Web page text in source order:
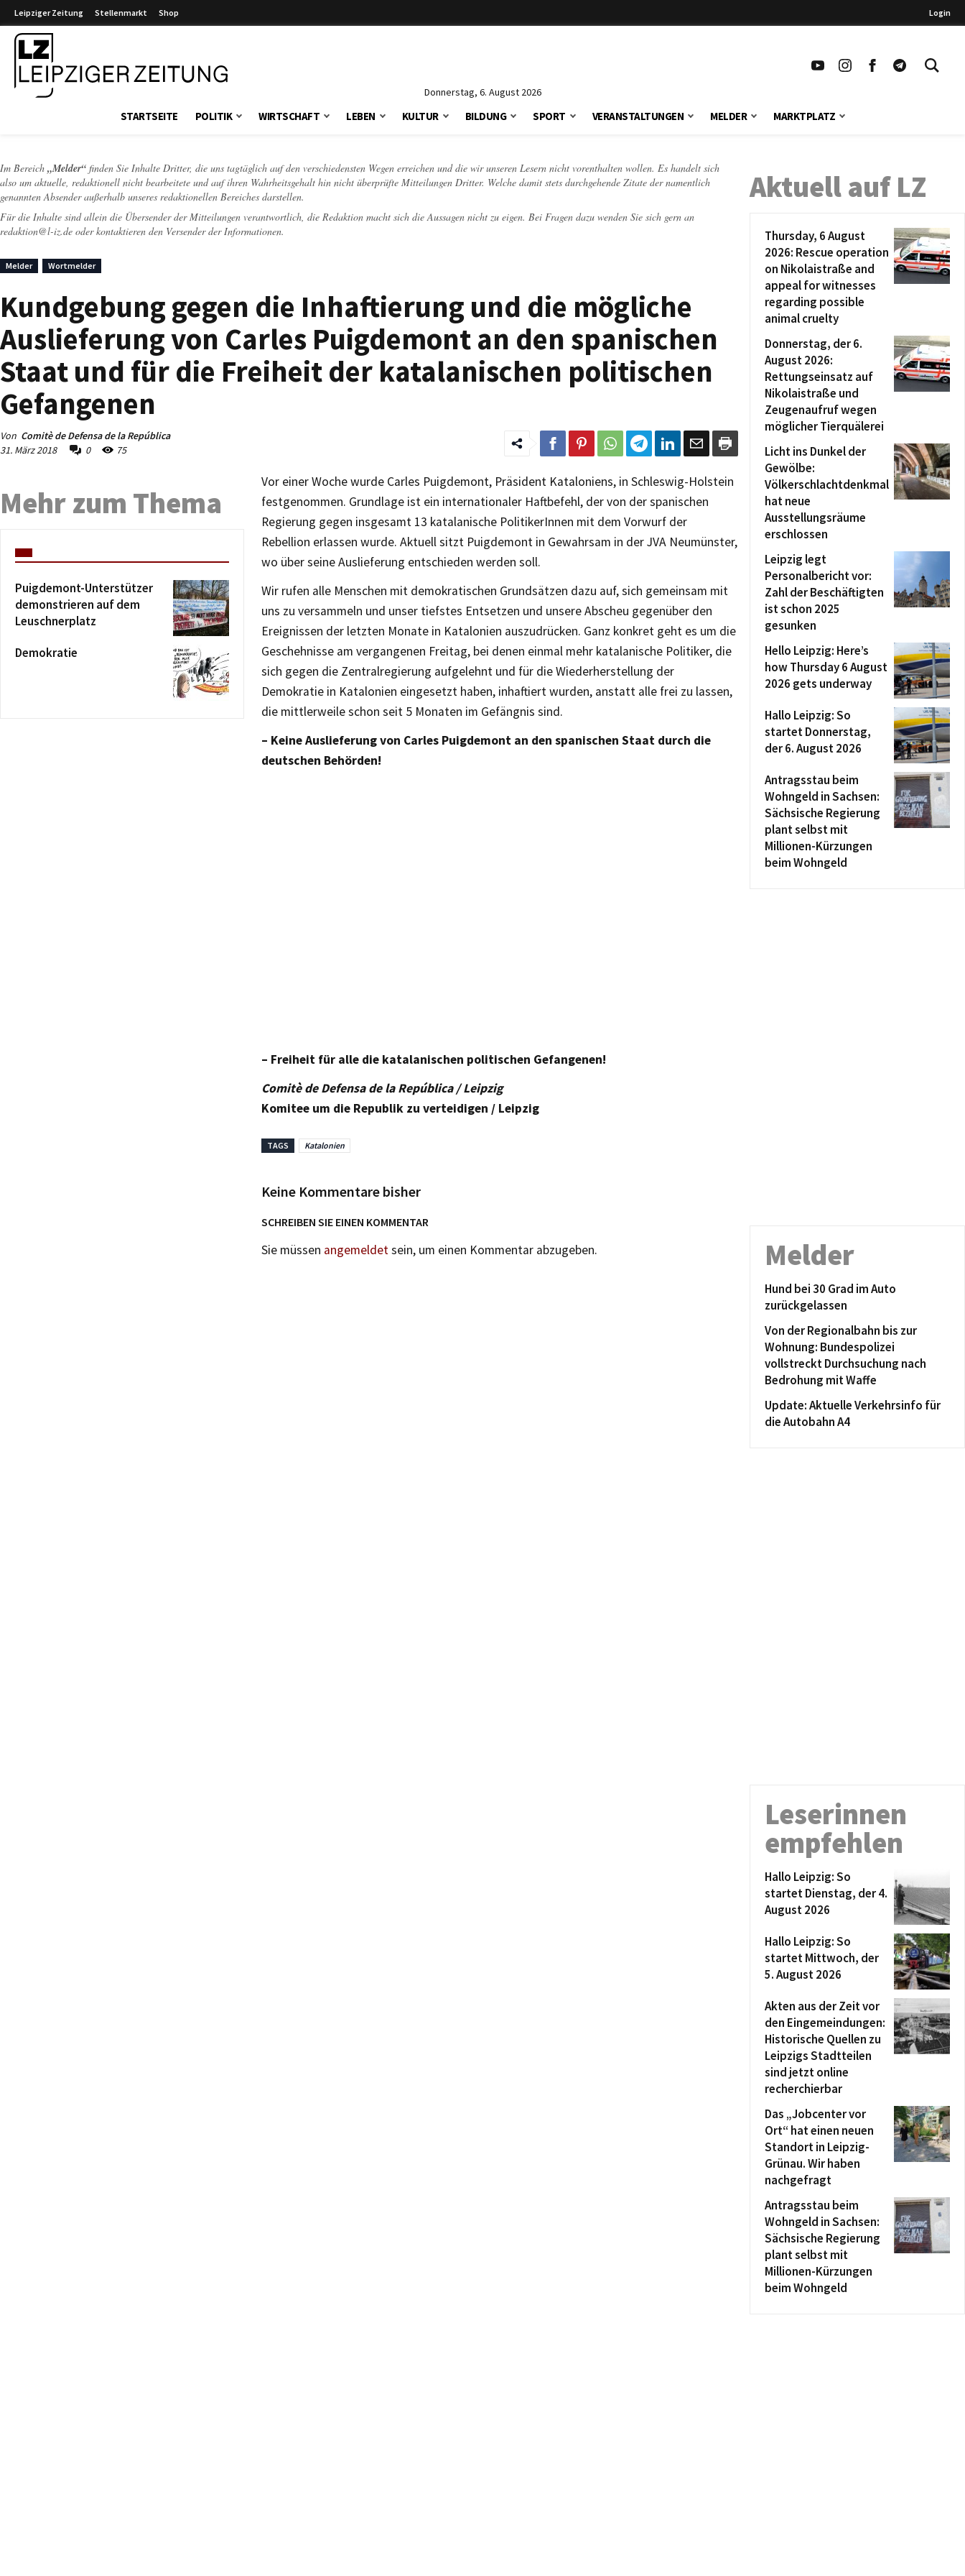
Leipziger Zeitung Stellenmarkt Shop Login
Donnerstag, 6. August 2026
STARTSEITE POLITIK WIRTSCHAFT LEBEN KULTUR BILDUNG SPORT VERANSTALTUNGEN MELDER MARKTPLATZ
Im Bereich „Melder“ finden Sie Inhalte Dritter, die uns tagtäglich auf den verschiedensten Wegen erreichen und die wir unseren Lesern nicht vorenthalten wollen. Es handelt sich
also um aktuelle, redaktionell nicht bearbeitete und auf ihren Wahrheitsgehalt hin nicht überprüfte Mitteilungen Dritter. Welche damit stets durchgehende Zitate der namentlich
genannten Absender außerhalb unseres redaktionellen Bereiches darstellen.
Für die Inhalte sind allein die Übersender der Mitteilungen verantwortlich, die Redaktion macht sich die Aussagen nicht zu eigen. Bei Fragen dazu wenden Sie sich gern an
redaktion@l-iz.de oder kontaktieren den Versender der Informationen.
Melder Wortmelder
Kundgebung gegen die Inhaftierung und die mögliche
Auslieferung von Carles Puigdemont an den spanischen
Staat und für die Freiheit der katalanischen politischen
Gefangenen
Von Comitè de Defensa de la República
31. März 2018
0 75
Vor einer Woche wurde Carles Puigdemont, Präsident Kataloniens, in Schleswig-Holstein
festgenommen. Grundlage ist ein internationaler Haftbefehl, der von der spanischen
Regierung gegen insgesamt 13 katalanische PolitikerInnen mit dem Vorwurf der
Rebellion erlassen wurde. Aktuell sitzt Puigdemont in Gewahrsam in der JVA Neumünster,
wo über seine Auslieferung entschieden werden soll.
Wir rufen alle Menschen mit demokratischen Grundsätzen dazu auf, sich gemeinsam mit
uns zu versammeln und unser tiefstes Entsetzen und unsere Abscheu gegenüber den
Ereignissen der letzten Monate in Katalonien auszudrücken. Ganz konkret geht es um die
Geschehnisse am vergangenen Freitag, bei denen einmal mehr katalanische Politiker, die
sich gegen die Zentralregierung aufgelehnt und für die Wiederherstellung der
Demokratie in Katalonien eingesetzt haben, inhaftiert wurden, anstatt alle frei zu lassen,
die mittlerweile schon seit 5 Monaten im Gefängnis sind.
– Keine Auslieferung von Carles Puigdemont an den spanischen Staat durch die
deutschen Behörden!
– Freiheit für alle die katalanischen politischen Gefangenen!
Comitè de Defensa de la República / Leipzig
Komitee um die Republik zu verteidigen / Leipzig
TAGS Katalonien
Keine Kommentare bisher
SCHREIBEN SIE EINEN KOMMENTAR
Sie müssen angemeldetsein, um einen Kommentar abzugeben.
Mehr zum Thema
Puigdemont-Unterstützer
demonstrieren auf dem
Leuschnerplatz
Demokratie
Aktuell auf LZ
Thursday, 6 August
2026: Rescue operation
on Nikolaistraße and
appeal for witnesses
regarding possible
animal cruelty
Donnerstag, der 6.
August 2026:
Rettungseinsatz auf
Nikolaistraße und
Zeugenaufruf wegen
möglicher Tierquälerei
Licht ins Dunkel der
Gewölbe:
Völkerschlachtdenkmal
hat neue
Ausstellungsräume
erschlossen
Leipzig legt
Personalbericht vor:
Zahl der Beschäftigten
ist schon 2025
gesunken
Hello Leipzig: Here’s
how Thursday 6 August
2026 gets underway
Hallo Leipzig: So
startet Donnerstag,
der 6. August 2026
Antragsstau beim
Wohngeld in Sachsen:
Sächsische Regierung
plant selbst mit
Millionen-Kürzungen
beim Wohngeld
Melder
Hund bei 30 Grad im Auto
zurückgelassen
Von der Regionalbahn bis zur
Wohnung: Bundespolizei
vollstreckt Durchsuchung nach
Bedrohung mit Waffe
Update: Aktuelle Verkehrsinfo für
die Autobahn A4
Leserinnen
empfehlen
Hallo Leipzig: So
startet Dienstag, der 4.
August 2026
Hallo Leipzig: So
startet Mittwoch, der
5. August 2026
Akten aus der Zeit vor
den Eingemeindungen:
Historische Quellen zu
Leipzigs Stadtteilen
sind jetzt online
recherchierbar
Das „Jobcenter vor
Ort“ hat einen neuen
Standort in Leipzig-
Grünau. Wir haben
nachgefragt
Antragsstau beim
Wohngeld in Sachsen:
Sächsische Regierung
plant selbst mit
Millionen-Kürzungen
beim Wohngeld